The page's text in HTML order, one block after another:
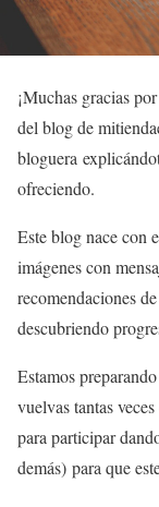
¡Muchas gracias
del blog de
bloguera
ofreciendo.
Este blog nace con
imágenes con
recomendaciones
descubriendo
Estamos
vuelvas tantas
para participar
demás) para que